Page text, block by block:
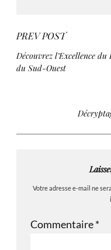
PREV POST
Découvrez l’Excellence
du Sud-Ouest
Votre adresse e-mail ne
Commentaire*